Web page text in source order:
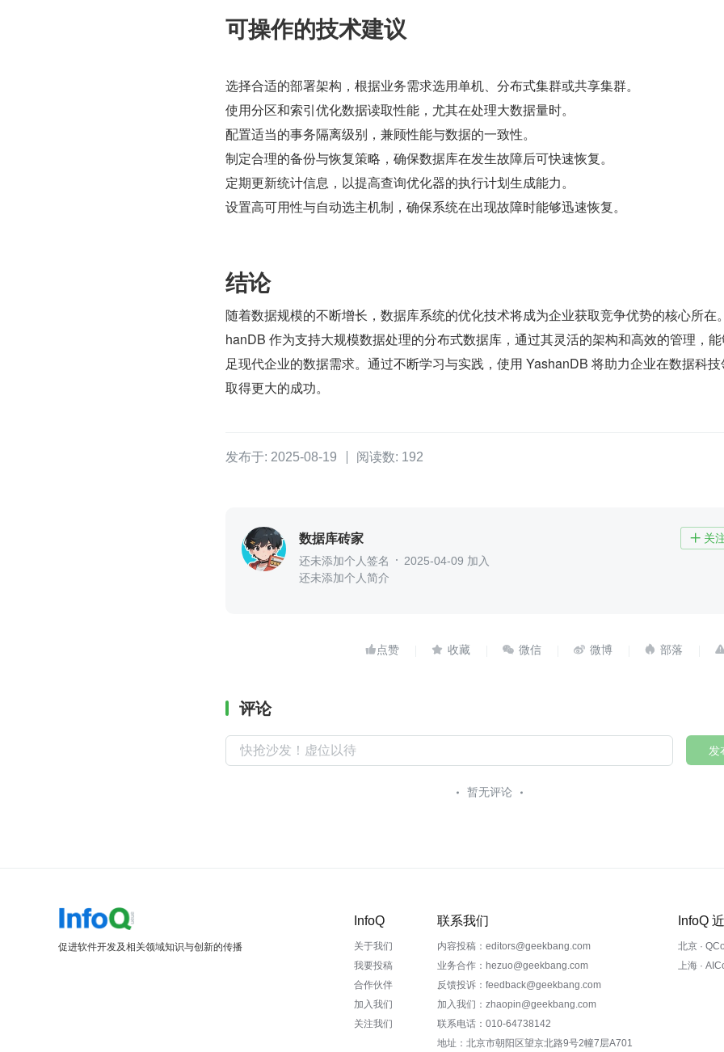
可操作的技术建议
选择合适的部署架构，根据业务需求选用单机、分布式集群或共享集群。
使用分区和索引优化数据读取性能，尤其在处理大数据量时。
配置适当的事务隔离级别，兼顾性能与数据的一致性。
制定合理的备份与恢复策略，确保数据库在发生故障后可快速恢复。
定期更新统计信息，以提高查询优化器的执行计划生成能力。
设置高可用性与自动选主机制，确保系统在出现故障时能够迅速恢复。
结论
随着数据规模的不断增长，数据库系统的优化技术将成为企业获取竞争优势的核心所在
hanDB 作为支持大规模数据处理的分布式数据库，通过其灵活的架构和高效的管理，
足现代企业的数据需求。通过不断学习与实践，使用 YashanDB 将助力企业在数据科
取得更大的成功。
发布于: 2025-08-19 阅读数: 192
数据库砖家  关
还未添加个人签名
2025-04-09 加入
还未添加个人简介
    
评论
发
暂无评论
促进软件开发及相关领域知识与创新的传播
InfoQ
关于我们
我要投稿
合作伙伴
加入我们
关注我们
联系我们
内容投稿：editors@geekbang.com
业务合作：hezuo@geekbang.com
反馈投诉：feedback@geekbang.com
加入我们：zhaopin@geekbang.com
联系电话：010-64738142
地址：北京市朝阳区望京北路9号2幢7层A701
InfoQ
北京 ·
上海 ·